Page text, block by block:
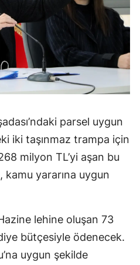
parsel uygun
iki taşınmaz trampa için
milyon TL’yi aşan bu
kamu yararına uygun
lehine oluşan 73
bütçesiyle ödenecek.
uygun şekilde